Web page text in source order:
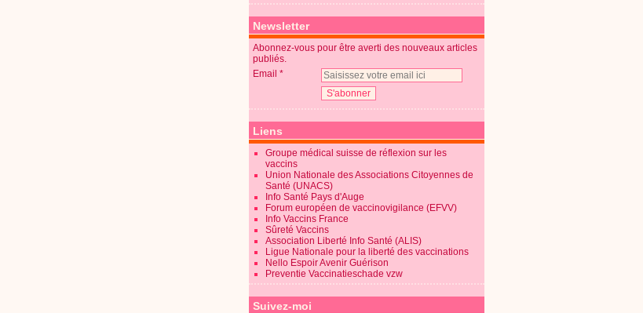
Newsletter
Abonnez-vous pour être averti des nouveaux articles
publiés.
Email
Liens
Groupe médical suisse de réflexion sur les
vaccins
Union Nationale des Associations Citoyennes de
Santé (UNACS)
Info Santé Pays d'Auge
Forum européen de vaccinovigilance (EFVV)
Info Vaccins France
Sûreté Vaccins
Association Liberté Info Santé (ALIS)
Ligue Nationale pour la liberté des vaccinations
Nello Espoir Avenir Guérison
Preventie Vaccinatieschade vzw
Suivez-moi